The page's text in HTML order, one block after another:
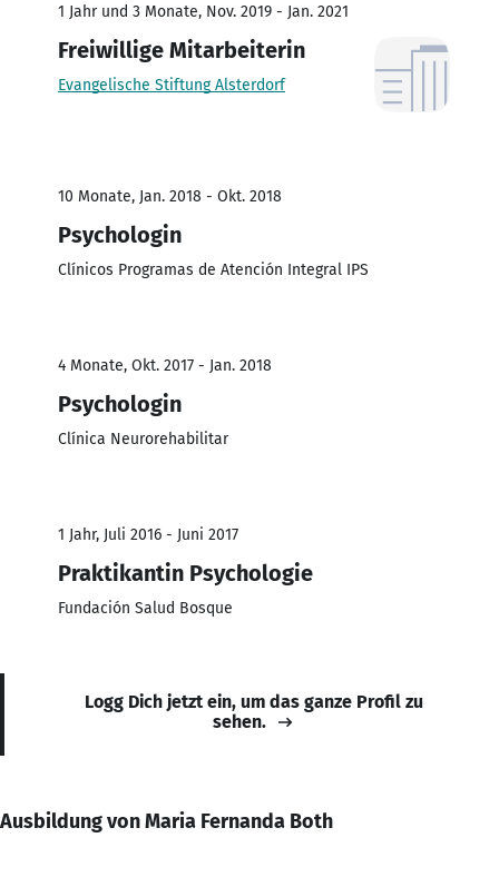
1 Jahr und 3 Monate, Nov. 2019 - Jan. 2021
Freiwillige Mitarbeiterin
Evangelische Stiftung Alsterdorf
10 Monate, Jan. 2018 - Okt. 2018
Psychologin
Clínicos Programas de Atención Integral IPS
4 Monate, Okt. 2017 - Jan. 2018
Psychologin
Clínica Neurorehabilitar
1 Jahr, Juli 2016 - Juni 2017
Praktikantin Psychologie
Fundación Salud Bosque
Logg Dich jetzt ein, um das ganze Profil zu
sehen.
Ausbildung von Maria Fernanda Both